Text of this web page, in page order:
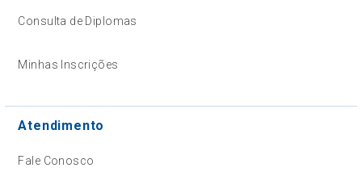
Consulta de Diplomas
Minhas Inscrições
Atendimento
Fale Conosco